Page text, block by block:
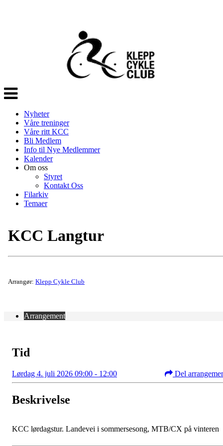
Veksle
navigasjon
Nyheter
Våre treninger
Våre ritt KCC
Bli Medlem
Info til Nye Medlemmer
Kalender
Om oss
Styret
Kontakt Oss
Filarkiv
Temaer
KCC Langtur
Arrangør: Klepp Cykle Club
Arrangement
Tid
Lørdag 4. juli 2026 09:00 - 12:00 Del
Beskrivelse
KCC lørdagstur. Landevei i sommersesong, MTB/CX på vinteren